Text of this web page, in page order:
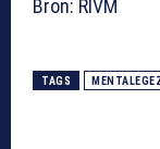
Bron: RIVM
TAGS